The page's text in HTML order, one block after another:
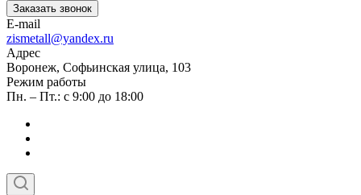
Заказать звонок
E-mail
zismetall@yandex.ru
Адрес
Воронеж, Софьинская улица, 103
Режим работы
Пн. – Пт.: с 9:00 до 18:00